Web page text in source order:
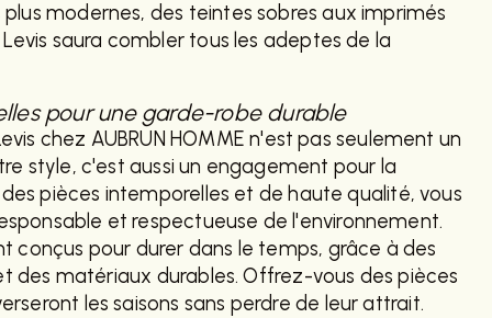
modernes, des teintes sobres aux imprimés
saura combler tous les adeptes de la
pour une garde-robe durable
chez AUBRUN HOMME n'est pas seulement un
style, c'est aussi un engagement pour la
pièces intemporelles et de haute qualité, vous
et respectueuse de l'environnement.
conçus pour durer dans le temps, grâce à des
des matériaux durables. Offrez-vous des pièces
les saisons sans perdre de leur attrait.